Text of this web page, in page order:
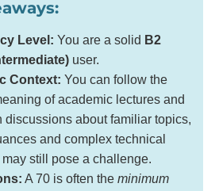
Level: You are a solid B2
user.
Context: You can follow the
of academic lectures and
discussions about familiar topics,
and complex technical
may still pose a challenge.
A 70 is often the minimum